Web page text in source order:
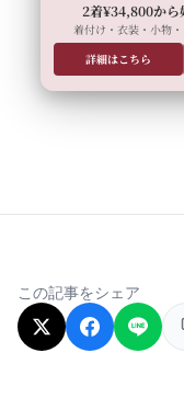
2着¥34,800から
着付け・衣装・小物
詳細はこちら
この記事をシェア